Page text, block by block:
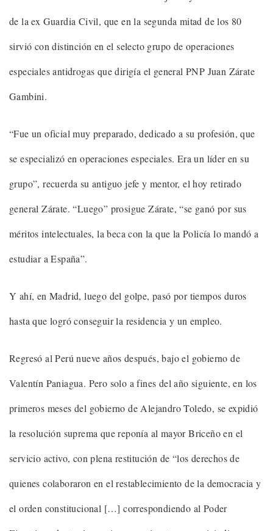
de la ex Guardia Civil, que en la segunda mitad de los 80
sirvió con distinción en el selecto grupo de operaciones
especiales antidrogas que dirigía el general PNP Juan Zárate
Gambini.
“Fue un oficial muy preparado, dedicado a su profesión, que
se especializó en operaciones especiales. Era un líder en su
grupo”, recuerda su antiguo jefe y mentor, el hoy retirado
general Zárate. “Luego” prosigue Zárate, “se ganó por sus
méritos intelectuales, la beca con la que la Policía lo mandó a
estudiar a España”.
Y ahí, en Madrid, luego del golpe, pasó por tiempos duros
hasta que logró conseguir la residencia y un empleo.
Regresó al Perú nueve años después, bajo el gobierno de
Valentín Paniagua. Pero solo a fines del año siguiente, en los
primeros meses del gobierno de Alejandro Toledo, se expidió
la resolución suprema que reponía al mayor Briceño en el
servicio activo, con plena restitución de “los derechos de
quienes colaboraron en el restablecimiento de la democracia y
el orden constitucional […] correspondiendo al Poder